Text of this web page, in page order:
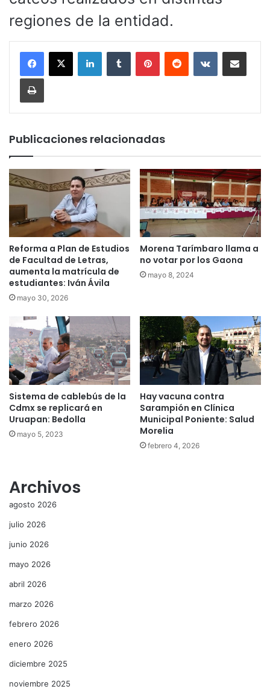
regiones de la entidad.
LinkedInTumblr PinterestReddit VKontakteCompartir por
Imprimir
Publicaciones relacionadas
Reforma a Plan de Estudios
de Facultad de Letras,
aumenta la matrícula de
estudiantes: Iván Ávila
mayo 30, 2026
Morena Tarímbaro llama a
no votar por los Gaona
mayo 8, 2024
Sistema de cablebús de la
Cdmx se replicará en
Uruapan: Bedolla
mayo 5, 2023
Hay vacuna contra
Sarampión en Clínica
Municipal Poniente: Salud
Morelia
febrero 4, 2026
Archivos
agosto 2026
julio 2026
junio 2026
mayo 2026
abril 2026
marzo 2026
febrero 2026
enero 2026
diciembre 2025
noviembre 2025